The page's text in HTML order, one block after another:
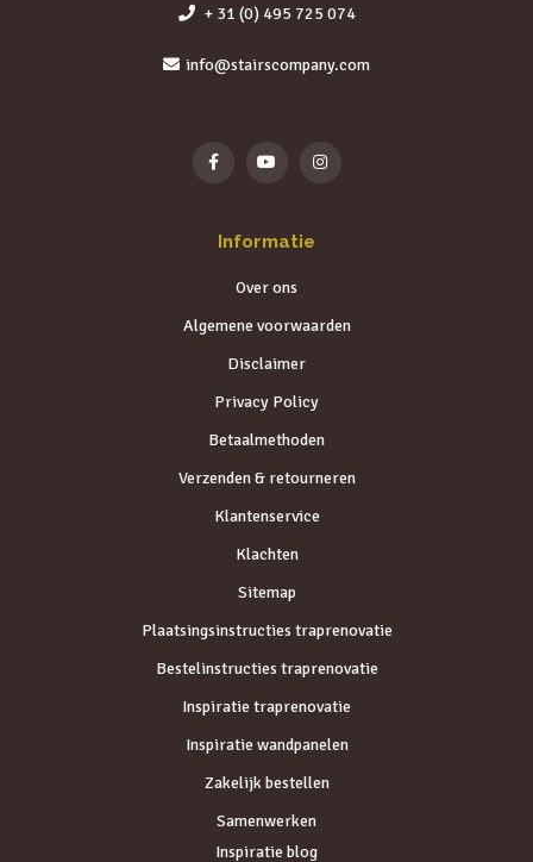
+ 31 (0) 495 725 074
info@stairscompany.com
Informatie
Over ons
Algemene voorwaarden
Disclaimer
Privacy Policy
Betaalmethoden
Verzenden & retourneren
Klantenservice
Klachten
Sitemap
Plaatsingsinstructies traprenovatie
Bestelinstructies traprenovatie
Inspiratie traprenovatie
Inspiratie wandpanelen
Zakelijk bestellen
Samenwerken
Inspiratie blog